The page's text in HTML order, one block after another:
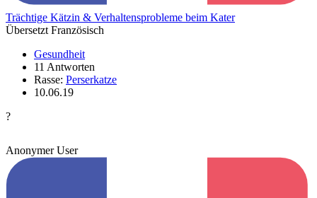
Trächtige Kätzin & Verhaltensprobleme beim Kater
Übersetzt Französisch
Gesundheit
11 Antworten
Rasse: Perserkatze
10.06.19
?
Anonymer User